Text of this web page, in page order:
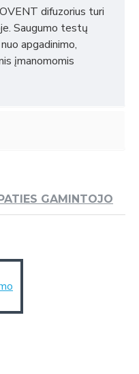
difuzorius turi
Saugumo testų
apgadinimo,
įmanomomis
GAMINTOJO